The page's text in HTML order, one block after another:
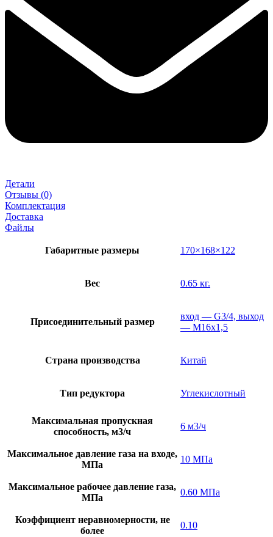
Детали
Отзывы (0)
Комплектация
Доставка
Файлы
Габаритные размеры 170×168×122
Вес 0.65 кг.
Присоединительный размер
вход — G3/4, выход
— M16x1,5
Страна производства Китай
Тип редуктора Углекислотный
Максимальная пропускная
способность, м3/ч
6 м3/ч
Максимальное давление газа на входе,
МПа
10 МПа
Максимальное рабочее давление газа,
МПа
0.60 МПа
Коэффициент неравномерности, не
более
0.10